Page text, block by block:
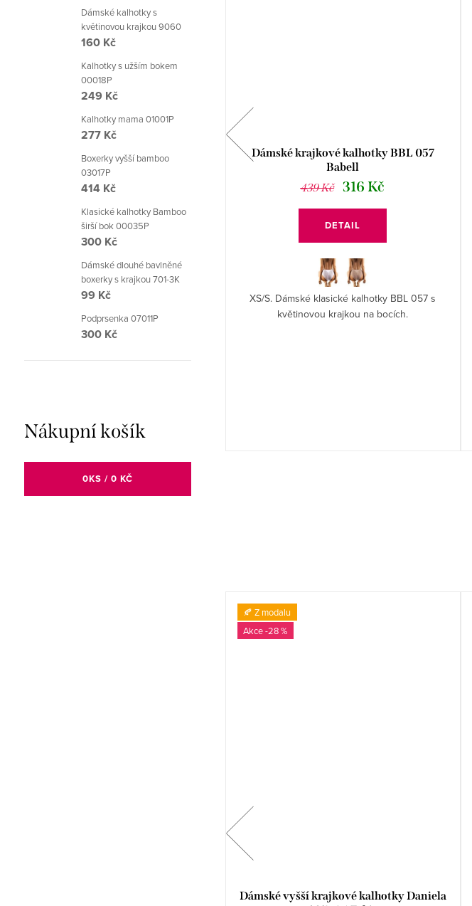
Dámské kalhotky s
květinovou krajkou 9060
160 Kč
Kalhotky s užším bokem
00018P
249 Kč
Kalhotky mama 01001P
277 Kč
Boxerky vyšší bamboo
03017P
414 Kč
Klasické kalhotky Bamboo
širší bok 00035P
300 Kč
Dámské dlouhé bavlněné
boxerky s krajkou 701-3K
99 Kč
Podprsenka 07011P
300 Kč
Nákupní košík
0KS / 0 KČ
Dámské klasické krajkové kalhotky BBL
135 Babell
558 Kč
402 Kč
DETAIL
XS/S, M/L, L/XL. Dámské krajkové kalhotky BBL
135.
Dámské krajkové kalhotky BBL 057
Babell
439 Kč
316 Kč
DETAIL
XS/S. Dámské klasické kalhotky BBL 057 s
květinovou krajkou na bocích.
🍂 Z modalu
-28 %
Dámské vyšší krajkové kalhotky Daniela